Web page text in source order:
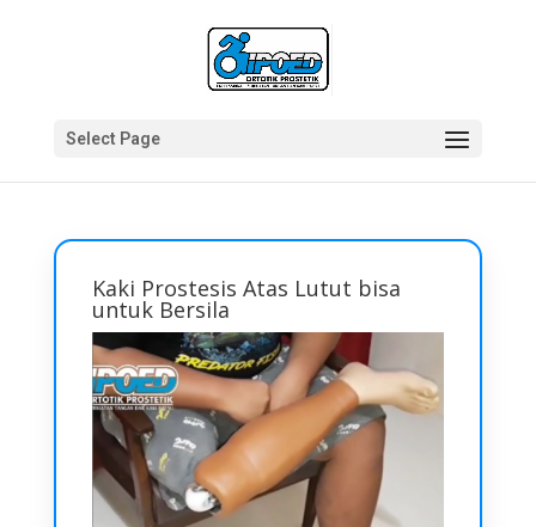
Select Page
Kaki Prostesis Atas Lutut bisa
untuk Bersila